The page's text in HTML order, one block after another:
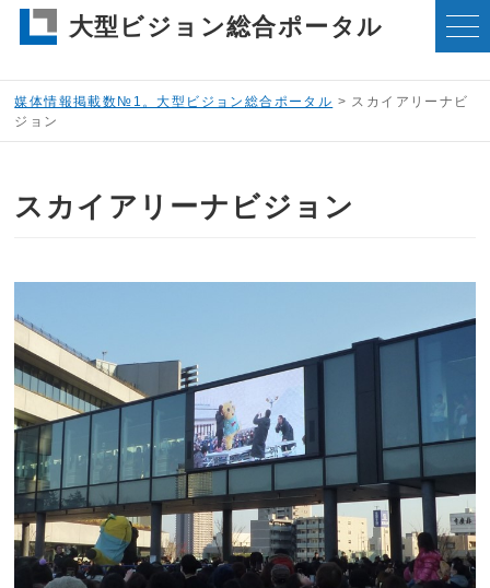
大型ビジョン総合ポータル
媒体情報掲載数№1。大型ビジョン総合ポータル > スカイアリーナビ
ジョン
スカイアリーナビジョン